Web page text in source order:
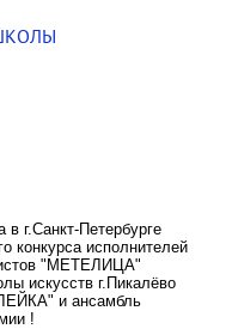
г.Санкт-Петербурге
конкурса исполнителей
"МЕТЕЛИЦА"
искусств г.Пикалёво
и ансамбль
!